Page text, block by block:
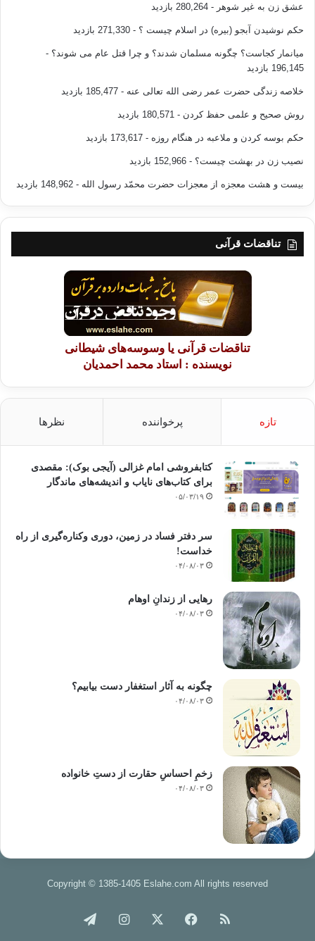
عشق زن به غیر شوهر - 280,264 بازدید
حکم نوشیدن آبجو (بیره) در اسلام چیست ؟ - 271,330 بازدید
میانمار کجاست؟ چگونه مسلمان شدند؟ و چرا قتل عام می شوند؟ -
196,145 بازدید
خلاصه زندگی حضرت عمر رضی الله تعالی عنه - 185,477 بازدید
روش صحیح و علمی حفظ کردن - 180,571 بازدید
حکم بوسه کردن و ملاعبه در هنگام روزه - 173,617 بازدید
نصیب زن در بهشت چیست؟ - 152,966 بازدید
بیست و هشت معجزه از معجزات حضرت محمّد رسول الله - 148,962 بازدید
تناقضات قرآنی
تناقضات قرآنی یا وسوسه‌های شیطانی
نویسنده : استاد محمد احمدیان
تازه پرخواننده نظرها
کتابفروشی امام غزالی (آیجی بوک): مقصدی
برای کتاب‌های نایاب و اندیشه‌های ماندگار
۰۵/۰۳/۱۹
سر دفتر فساد در زمین‌، دوری وکناره‌گیری از راه
خداست‌!
۰۴/۰۸/۰۳
رهایی از زندانِ اوهام
۰۴/۰۸/۰۳
چگونه به آثار استغفار دست بیابیم؟
۰۴/۰۸/۰۳
زخمِ احساسِ حقارت از دستِ خانواده
۰۴/۰۸/۰۳
Copyright © 1385-1405 Eslahe.com All rights reserved
خوراک فیس اینستاگرام